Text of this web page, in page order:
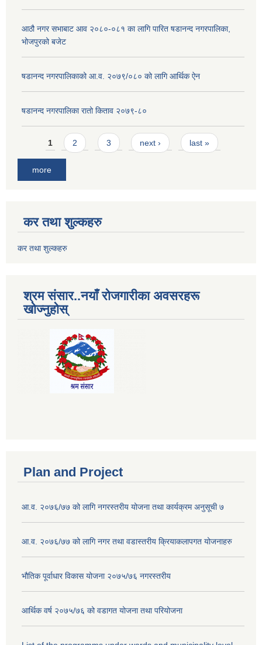
आठौ नगर सभाबाट आव २०८०-०८१ का लागि पारित षडानन्द नगरपालिका,
भोजपुरको बजेट
षडानन्द नगरपालिकाको आ.व. २०७९/०८० को लागि आर्थिक ऐन
षडानन्द नगरपालिका रातो किताव २०७९-८०
Pages
1 2 3 next › last »
more
कर तथा शुल्कहरु
कर तथा शुल्कहरु
श्रम संसार..नयाँ रोजगारीका अवसरहरू
खोज्नुहोस्
Plan and Project
आ.व. २०७६/७७ को लागि नगरस्तरीय योजना तथा कार्यक्रम अनुसूची ७
आ.व. २०७६/७७ को लागि नगर तथा वडास्तरीय क्रियाकलापगत योजनाहरु
भौतिक पूर्वाधार विकास योजना २०७५/७६ नगरस्तरीय
आर्थिक वर्ष २०७५/७६ को वडागत योजना तथा परियोजना